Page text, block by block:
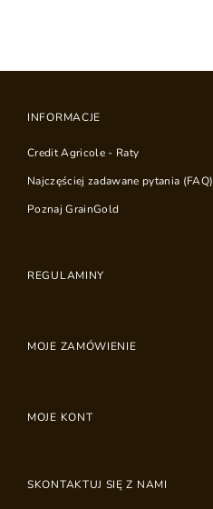
INFORMACJE
Credit Agricole - Raty
Najczęściej zadawane pytania (FAQ)
Poznaj GrainGold
REGULAMINY
MOJE ZAMÓWIENIE
MOJE KONT
SKONTAKTUJ SIĘ Z NAMI